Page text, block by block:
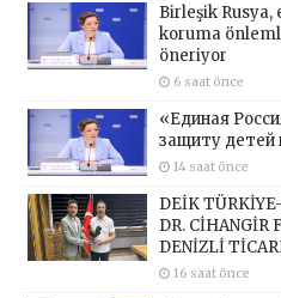
Birleşik Rusya,
koruma
öneriyor
6 saat önce
«Единая
защиту детей
14 saat önce
DEİK
DR. CİHANGİR
DENİZLİ
16 saat önce